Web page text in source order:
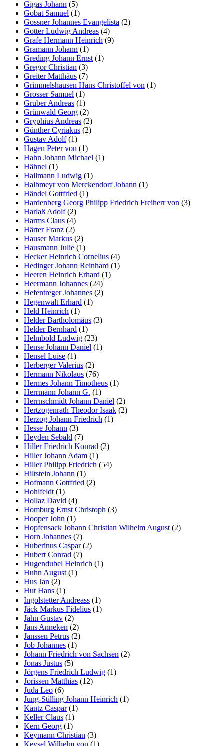
Gigas Johann (5)
Gobat Samuel (1)
Gossner Johannes Evangelista (2)
Gotter Ludwig Andreas (4)
Grafe Hermann Heinrich (9)
Gramann Johann (1)
Greding Johann Ernst (1)
Gregor Christian (3)
Greiter Matthäus (7)
Grimmelshausen Hans Christoffel von (1)
Grosser Samuel (1)
Gruber Andreas (1)
Grünwald Georg (2)
Gryphius Andreas (2)
Günther Cyriakus (2)
Gustav Adolf(1)
Hagen Peter von (1)
Hahn Johann Michael (1)
Hähnel (1)
Hailmann Ludwig (1)
Halbmeyr von Merckendorf Johann (1)
Händel Gottfried (1)
Hardenberg Georg Philipp Friedrich Freiherr von (3)
Harlaß Adolf(2)
Harms Claus (4)
Härter Franz (2)
Hauser Markus (2)
Hausmann Julie (1)
Hecker Heinrich Cornelius (4)
Hedinger Johann Reinhard (1)
Heeren Heinrich Erhard (1)
Heermann Johannes (24)
Hefentreger Johannes (2)
Hegenwalt Erhard (1)
Held Heinrich (1)
Helder Bartholomäus (3)
Helder Bernhard (1)
Helmbold Ludwig (23)
Hense Johann Daniel (1)
Hensel Luise (1)
Herberger Valerius (2)
Hermann Nikolaus (76)
Hermes Johann Timotheus (1)
Herrmann Johann G. (1)
Herrnschmidt Johann Daniel (2)
Hertzogenrath Theodor Isaak (2)
Herzog Johann Friedrich (1)
Hesse Johann (3)
Heyden Sebald (7)
Hiller Friedrich Konrad (2)
Hiller Johann Adam (1)
Hiller Philipp Friedrich (54)
Hiltstein Johann (1)
Hofmann Gottfried (2)
Hohlfeldt (1)
Hollaz David (4)
Homburg Ernst Christoph (3)
Hooper John (1)
Hopfensack Johann Christian Wilhelm August (2)
Horn Johannes (7)
Huberinus Caspar(2)
Hubert Conrad (7)
Hugendubel Heinrich (1)
Huhn August (1)
Hus Jan (2)
Hut Hans (1)
Ingolstetter Andreass (1)
Jäck Markus Fidelius (1)
Jahn Gustav (2)
Jans Anneken (2)
Janssen Petrus (2)
Job Johannes (1)
Johann Friedrich von Sachsen (2)
Jonas Justus (5)
Jörgens Friedrich Ludwig (1)
Jorissen Matthias (12)
Juda Leo (6)
Jung-Stilling Johann Heinrich (1)
Kantz Caspar(1)
Keller Claus (1)
Kern Georg (1)
Keymann Christian (3)
Keysel Wilhelm von (1)